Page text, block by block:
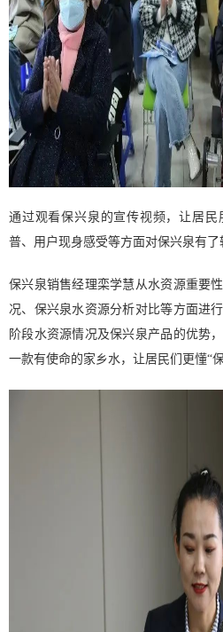
通过观看保兴泉的宣传视频，让居
普、用户现身感受等方面对保兴泉有了
保兴泉销售经理栾学慧从水资源重要
况、保兴泉水资源分析对比等方面进
阶段水资源情况及保兴泉产品的优势
一款有使命的家乡水，让居民们更懂“保